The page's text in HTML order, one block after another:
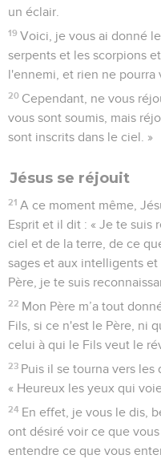
un éclair.
19 Voici, je vous ai donné
serpents et les scorpions
l'ennemi, et rien ne pourra
20 Cependant, ne vous
vous sont soumis, mais
sont inscrits dans le ciel. »
Jésus se réjouit
21 A ce moment même,
Esprit et il dit : « Je te suis
ciel et de la terre, de ce
sages et aux intelligents et
Père, je te suis
22 Mon Père m’a tout
Fils, si ce n'est le Père, ni
celui à qui le Fils veut le
23 Puis il se tourna vers
« Heureux les yeux qui
24 En effet, je vous le dis,
ont désiré voir ce que
entendre ce que vous